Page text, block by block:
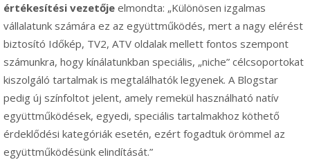
értékesítési vezetője elmondta: „Különösen izgalmas
vállalatunk számára ez az együttműködés, mert a nagy elérést
biztosító Időkép, TV2, ATV oldalak mellett fontos szempont
számunkra, hogy kínálatunkban speciális, „niche” célcsoportokat
kiszolgáló tartalmak is megtalálhatók legyenek. A Blogstar
pedig új színfoltot jelent, amely remekül használható natív
együttműködések, egyedi, speciális tartalmakhoz köthető
érdeklődési kategóriák esetén, ezért fogadtuk örömmel az
együttműködésünk elindítását.”